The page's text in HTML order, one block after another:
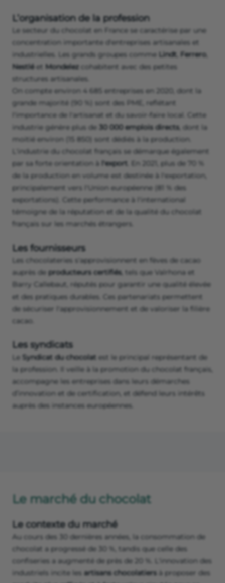
L’organisation de la profession
Le secteur du chocolat en France se caractérise par une
concentration importante d'entreprises artisanales et
industrielles. Les grands groupes comme Lindt Ferrero,
Nestléet Mondelez cohabitent avec des petites
structures artisanales.
On compte environ 4 685 entreprises en 2020, dont la
grande majorité (90 %) sont des PME, reflétant
l'importance de l'artisanat et du savoir-faire local. Cette
industrie génère plus de 30 000 emplois directs, dont la
moitié environ (15 850) sont dédiés à la production.
L'industrie du chocolat français se démarque également
par sa forte orientation à
l'export . En 2021, plus de 70 %
de la production en volume est destinée à l'exportation,
principalement vers l'Union européenne (81 % des
exportations). Cette performance à l'international
témoigne de la réputation et de la qualité du chocolat
français sur les marchés étrangers.
Les fournisseurs
Les chocolateries s'approvisionnent en fèves de cacao
auprès de producteurs certifiés, tels que Valrhona et
Barry Callebaut, réputés pour garantir une qualité élevée
et des pratiques durables. Ces partenariats permettent
de sécuriser l'approvisionnement et de valoriser la filière
cacao.
Les syndicats
Le Syndicat du chocolat est le principal représentant de
la profession. Il veille à la promotion du chocolat français,
accompagne les entreprises dans leurs démarches
d’innovation et de certification, et défend leurs intérêts
auprès des instances européennes.
Le marché du chocolat
Le contexte du marché
Au cours des 30 dernières années, la consommation de
chocolat a progressé de 30 %, tandis que celle des
confiseries a augmenté de près de 20 %. L'innovation des
industriels incite les artisans chocolatiers à proposer des